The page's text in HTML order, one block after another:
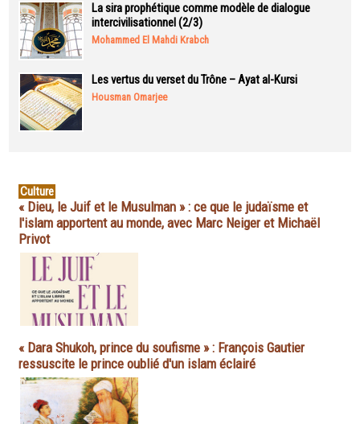
La sira prophétique comme modèle de dialogue
intercivilisationnel (2/3)
Mohammed El Mahdi Krabch
Les vertus du verset du Trône – Ayat al-Kursi
Housman Omarjee
Culture
« Dieu, le Juif et le Musulman » : ce que le judaïsme et
l'islam apportent au monde, avec Marc Neiger et Michaël
Privot
« Dara Shukoh, prince du soufisme » : François Gautier
ressuscite le prince oublié d'un islam éclairé